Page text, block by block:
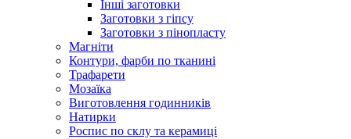
Інші заготовки
Заготовки з гіпсу
Заготовки з пінопласту
Магніти
Контури, фарби по тканині
Трафарети
Мозаїка
Виготовлення годинників
Натирки
Роспис по склу та керамиці